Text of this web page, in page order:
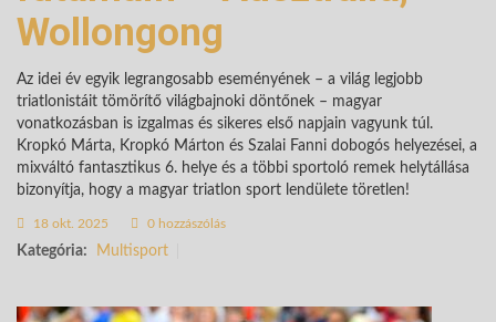
Wollongong
Az idei év egyik legrangosabb eseményének – a világ legjobb
triatlonistáit tömörítő világbajnoki döntőnek – magyar
vonatkozásban is izgalmas és sikeres első napjain vagyunk túl.
Kropkó Márta, Kropkó Márton és Szalai Fanni dobogós helyezései, a
mixváltó fantasztikus 6. helye és a többi sportoló remek helytállása
bizonyítja, hogy a magyar triatlon sport lendülete töretlen!
18 okt. 2025 0 hozzászólás
Kategória: Multisport